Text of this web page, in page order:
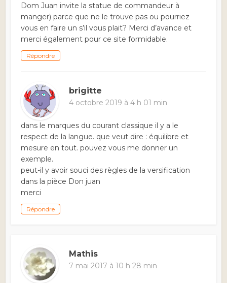
Dom Juan invite la statue de commandeur à
manger) parce que ne le trouve pas ou pourriez
vous en faire un s’il vous plait? Merci d’avance et
merci également pour ce site formidable.
Répondre
brigitte
4 octobre 2019 à 4 h 01 min
dans le marques du courant classique il y a le
respect de la langue. que veut dire : équilibre et
mesure en tout. pouvez vous me donner un
exemple.
peut-il y avoir souci des règles de la versification
dans la pièce Don juan
merci
Répondre
Mathis
7 mai 2017 à 10 h 28 min